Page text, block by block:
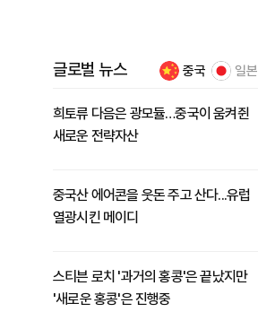
글로벌 뉴스 중국 일본
희토류 다음은 광모듈…중국이 움켜쥔
새로운 전략자산
중국산 에어콘을 웃돈 주고 산다...유럽
열광시킨 메이디
스티븐 로치 '과거의 홍콩'은 끝났지만
'새로운 홍콩'은 진행중